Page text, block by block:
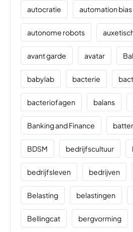
autocratie automation bias
autonome robots
avant garde avatar
babylab bacterie
bacteriofagen balans
Banking and Finance
BDSM bedrijfscultuur
bedrijfsleven bedrijven
Belasting belastingen
Bellingcat bergvorming